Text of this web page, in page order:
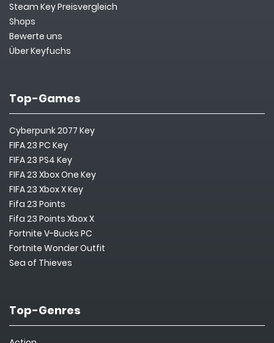
Steam Key Preisvergleich
Shops
Bewerte uns
Über Keyfuchs
Top-Games
Cyberpunk 2077 Key
FIFA 23 PC Key
FIFA 23 PS4 Key
FIFA 23 Xbox One Key
FIFA 23 Xbox X Key
Fifa 23 Points
Fifa 23 Points Xbox X
Fortnite V-Bucks PC
Fortnite Wonder Outfit
Sea of Thieves
Top-Genres